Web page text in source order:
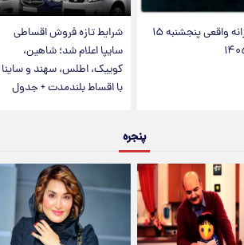
فال روزانه واقعی پنجشنبه ۱۵
شرایط تازه فروش اقساطی
سایپا اعلام شد؛ شاهین،
کوییک، اطلس، سهند و ساینا
با اقساط بلندمدت + جدول
پنجره